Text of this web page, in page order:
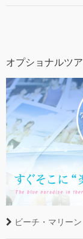
オプショナルツ
ビーチ・マリーン